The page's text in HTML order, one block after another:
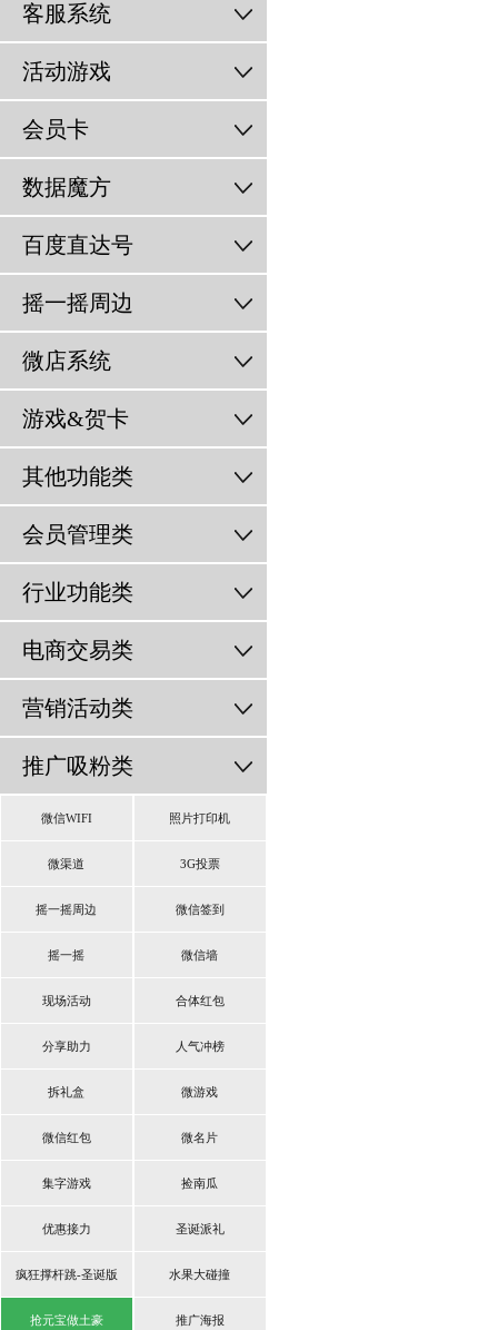
客服系统
活动游戏
会员卡
数据魔方
百度直达号
摇一摇周边
微店系统
游戏&贺卡
其他功能类
会员管理类
行业功能类
电商交易类
营销活动类
推广吸粉类
微信WIFI 照片打印机
微渠道 3G投票
摇一摇周边 微信签到
摇一摇 微信墙
现场活动 合体红包
分享助力 人气冲榜
拆礼盒 微游戏
微信红包 微名片
集字游戏 捡南瓜
优惠接力 圣诞派礼
疯狂撑杆跳-圣诞版 水果大碰撞
抢元宝做土豪 推广海报